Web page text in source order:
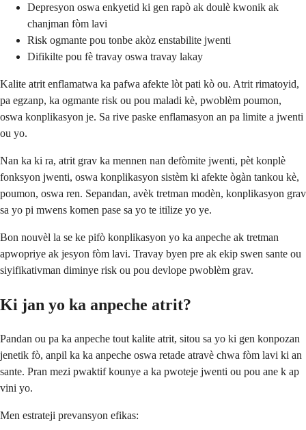
Depresyon oswa enkyetid ki gen rapò ak doulè kwonik ak
chanjman fòm lavi
Risk ogmante pou tonbe akòz enstabilite jwenti
Difikilte pou fè travay oswa travay lakay
Kalite atrit enflamatwa ka pafwa afekte lòt pati kò ou. Atrit rimatoyid,
pa egzanp, ka ogmante risk ou pou maladi kè, pwoblèm poumon,
oswa konplikasyon je. Sa rive paske enflamasyon an pa limite a jwenti
ou yo.
Nan ka ki ra, atrit grav ka mennen nan defòmite jwenti, pèt konplè
fonksyon jwenti, oswa konplikasyon sistèm ki afekte ògàn tankou kè,
poumon, oswa ren. Sepandan, avèk tretman modèn, konplikasyon grav
sa yo pi mwens komen pase sa yo te itilize yo ye.
Bon nouvèl la se ke pifò konplikasyon yo ka anpeche ak tretman
apwopriye ak jesyon fòm lavi. Travay byen pre ak ekip swen sante ou
siyifikativman diminye risk ou pou devlope pwoblèm grav.
Ki jan yo ka anpeche atrit?
Pandan ou pa ka anpeche tout kalite atrit, sitou sa yo ki gen konpozan
jenetik fò, anpil ka ka anpeche oswa retade atravè chwa fòm lavi ki an
sante. Pran mezi pwaktif kounye a ka pwoteje jwenti ou pou ane k ap
vini yo.
Men estrateji prevansyon efikas: